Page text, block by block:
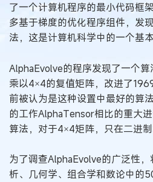
了一个计算机程序的最小代码框
多基于梯度的优化程序组件，发
法，这是计算机科学中的一个基本
AlphaEvolve的程序发现了一个
乘以4×4的复值矩阵，改进了
前被认为是这种设置中最好的算
的工作AlphaTensor相比的重大
算法，对于4×4矩阵，只在二进制
为了调查AlphaEvolve的广泛性
析、几何学、组合学和数论中的